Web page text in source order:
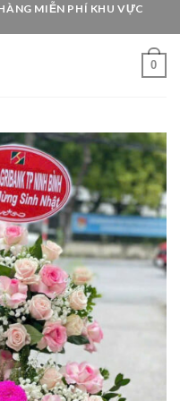
MIỄN PHÍ KHU VỰC
0